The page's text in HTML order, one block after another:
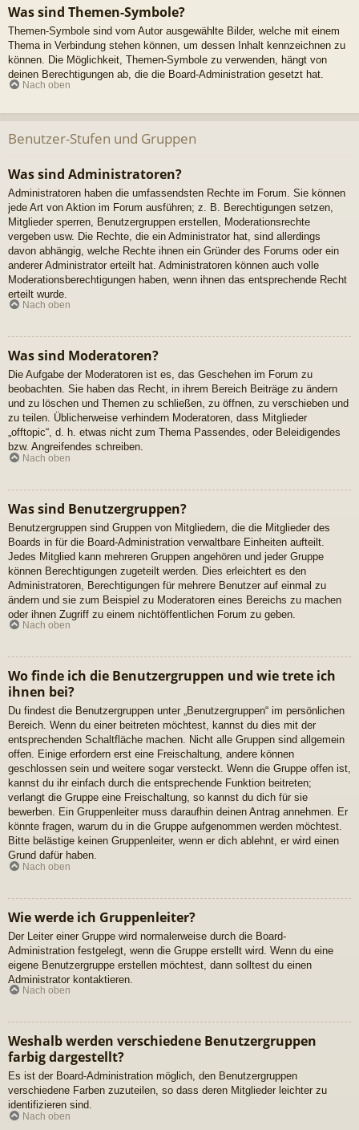
Was sind Themen-Symbole?
Themen-Symbole sind vom Autor ausgewählte Bilder, welche mit einem
Thema in Verbindung stehen können, um dessen Inhalt kennzeichnen zu
können. Die Möglichkeit, Themen-Symbole zu verwenden, hängt von
deinen Berechtigungen ab, die die Board-Administration gesetzt hat.
Nach oben
Benutzer-Stufen und Gruppen
Was sind Administratoren?
Administratoren haben die umfassendsten Rechte im Forum. Sie können
jede Art von Aktion im Forum ausführen; z. B. Berechtigungen setzen,
Mitglieder sperren, Benutzergruppen erstellen, Moderationsrechte
vergeben usw. Die Rechte, die ein Administrator hat, sind allerdings
davon abhängig, welche Rechte ihnen ein Gründer des Forums oder ein
anderer Administrator erteilt hat. Administratoren können auch volle
Moderationsberechtigungen haben, wenn ihnen das entsprechende Recht
erteilt wurde.
Nach oben
Was sind Moderatoren?
Die Aufgabe der Moderatoren ist es, das Geschehen im Forum zu
beobachten. Sie haben das Recht, in ihrem Bereich Beiträge zu ändern
und zu löschen und Themen zu schließen, zu öffnen, zu verschieben und
zu teilen. Üblicherweise verhindern Moderatoren, dass Mitglieder
„offtopic“, d. h. etwas nicht zum Thema Passendes, oder Beleidigendes
bzw. Angreifendes schreiben.
Nach oben
Was sind Benutzergruppen?
Benutzergruppen sind Gruppen von Mitgliedern, die die Mitglieder des
Boards in für die Board-Administration verwaltbare Einheiten aufteilt.
Jedes Mitglied kann mehreren Gruppen angehören und jeder Gruppe
können Berechtigungen zugeteilt werden. Dies erleichtert es den
Administratoren, Berechtigungen für mehrere Benutzer auf einmal zu
ändern und sie zum Beispiel zu Moderatoren eines Bereichs zu machen
oder ihnen Zugriff zu einem nichtöffentlichen Forum zu geben.
Nach oben
Wo finde ich die Benutzergruppen und wie trete ich
ihnen bei?
Du findest die Benutzergruppen unter „Benutzergruppen“ im persönlichen
Bereich. Wenn du einer beitreten möchtest, kannst du dies mit der
entsprechenden Schaltfläche machen. Nicht alle Gruppen sind allgemein
offen. Einige erfordern erst eine Freischaltung, andere können
geschlossen sein und weitere sogar versteckt. Wenn die Gruppe offen ist,
kannst du ihr einfach durch die entsprechende Funktion beitreten;
verlangt die Gruppe eine Freischaltung, so kannst du dich für sie
bewerben. Ein Gruppenleiter muss daraufhin deinen Antrag annehmen. Er
könnte fragen, warum du in die Gruppe aufgenommen werden möchtest.
Bitte belästige keinen Gruppenleiter, wenn er dich ablehnt, er wird einen
Grund dafür haben.
Nach oben
Wie werde ich Gruppenleiter?
Der Leiter einer Gruppe wird normalerweise durch die Board-
Administration festgelegt, wenn die Gruppe erstellt wird. Wenn du eine
eigene Benutzergruppe erstellen möchtest, dann solltest du einen
Administrator kontaktieren.
Nach oben
Weshalb werden verschiedene Benutzergruppen
farbig dargestellt?
Es ist der Board-Administration möglich, den Benutzergruppen
verschiedene Farben zuzuteilen, so dass deren Mitglieder leichter zu
identifizieren sind.
Nach oben